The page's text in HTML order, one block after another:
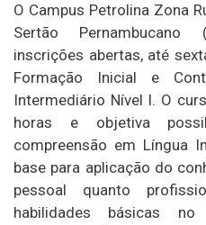
O Campus Petrolina Zona
Sertão Pernambucano
inscrições abertas, até
Formação Inicial e
Intermediário Nível I. O
horas e objetiva
compreensão em Língua
base para aplicação do
pessoal quanto
habilidades básicas